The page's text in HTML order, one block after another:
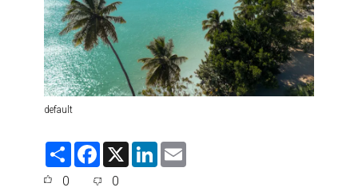
default
S
F
e
X
L
0 0